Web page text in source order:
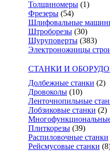
Толщиномеры (1)
Фрезеры (54)
Шлифовальные
Штроборезы (30)
Шуруповерты (383)
Электроножницы
СТАНКИ И
Долбежные станки (2)
Дровоколы (10)
Ленточнопильные
Лобзиковые станки (2)
Плиткорезы (39)
Распиловочные станки
Рейсмусовые станки